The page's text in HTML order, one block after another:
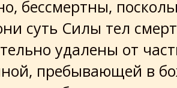
бессмертны,
суть Силы тел
удалены от
пребывающей в